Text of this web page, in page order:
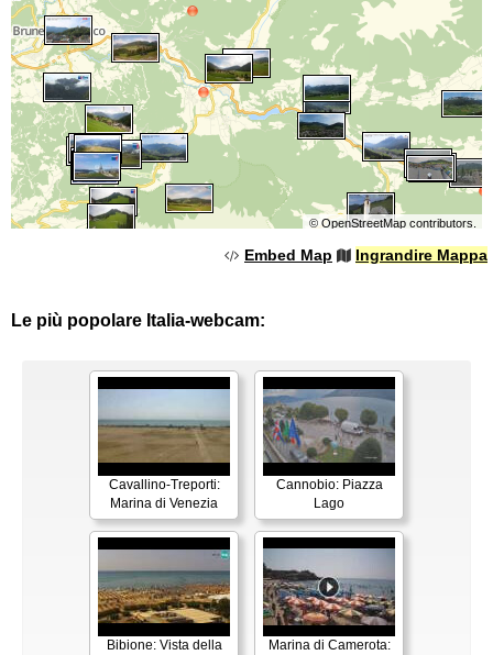
© OpenStreetMapcontributors.
Embed Map Ingrandire Mappa
Le più popolare Italia-webcam:
Cavallino-Treporti:
Marina di Venezia
Cannobio: Piazza
Lago
Bibione: Vista della
Marina di Camerota: